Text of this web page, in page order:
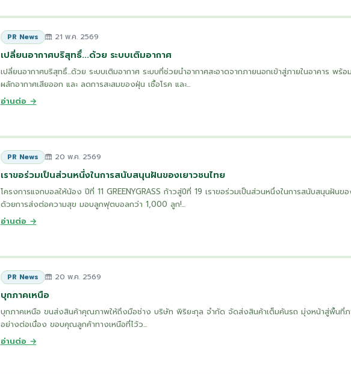
PR News 21 พ.ค. 2569
เปลี่ยนอากาศบริสุทธิ์...ด้วย ระบบเติมอากาศ
เปลี่ยนอากาศบริสุทธิ์...ด้วย ระบบเติมอากาศ ระบบที่ช่วยนำอากาศสะอาดจากภายนอกเข้าสู่ภายในอาคาร พร้
ผลักอากาศเสียออก และ ลดการสะสมของฝุ่น เชื้อโรค และ...
อ่านต่อ →
PR News 20 พ.ค. 2569
เราขอร่วมเป็นส่วนหนึ่งในการสนับสนุนฝันของเยาวชนไทย
โครงการแจกบอลให้น้อง ปีที่ 11 GREENYGRASS ก้าวสู่ปีที่ 19 เราขอร่วมเป็นส่วนหนึ่งในการสนับสนุนฝันขอ
ด้วยการส่งต่อความสุข มอบลูกฟุตบอลกว่า 1,000 ลูก!...
อ่านต่อ →
PR News 20 พ.ค. 2569
บุกภาคเหนือ
บุกภาคเหนือ ขนส่งสินค้าคุณภาพให้ถึงมือช่าง บริษัท พิริยะกุล จำกัด จัดส่งสินค้าเต็มคันรถ มุ่งหน้าสู่พื้นที่ภ
อย่างต่อเนื่อง ขอบคุณลูกค้าทางเหนือที่ไว้ว...
อ่านต่อ →